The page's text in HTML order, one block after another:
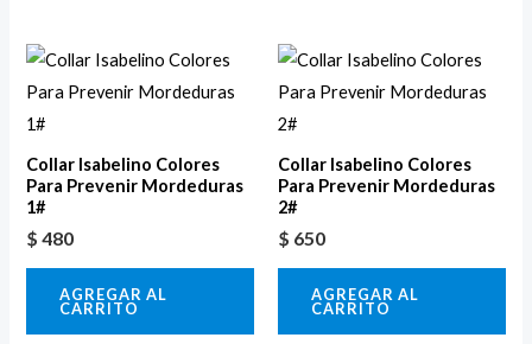
Collar Isabelino Colores
Para Prevenir Mordeduras
1#
$ 480
AGREGAR AL
CARRITO
Collar Isabelino Colores
Para Prevenir Mordeduras
2#
$ 650
AGREGAR AL
CARRITO